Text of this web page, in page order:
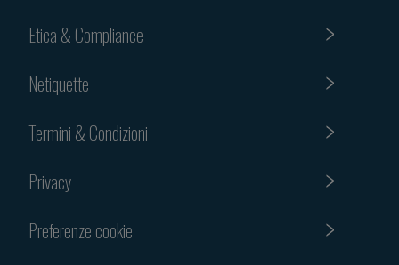
Etica & Compliance
Netiquette
Termini & Condizioni
Privacy
Preferenze cookie